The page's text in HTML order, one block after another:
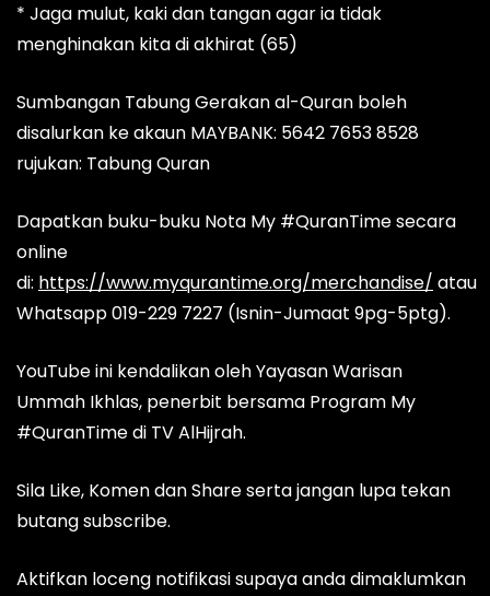
* Jaga mulut, kaki dan tangan agar ia tidak
menghinakan kita di akhirat (65)
Sumbangan Tabung Gerakan al-Quran boleh
disalurkan ke akaun MAYBANK: 5642 7653 8528
rujukan: Tabung Quran
Dapatkan buku-buku Nota My #QuranTime secara
online
di: https://www.myqurantime.org/merchandise/ atau
Whatsapp 019-229 7227 (Isnin-Jumaat 9pg-5ptg).
YouTube ini kendalikan oleh Yayasan Warisan
Ummah Ikhlas, penerbit bersama Program My
#QuranTime di TV AlHijrah.
Sila Like, Komen dan Share serta jangan lupa tekan
butang subscribe.
Aktifkan loceng notifikasi supaya anda dimaklumkan